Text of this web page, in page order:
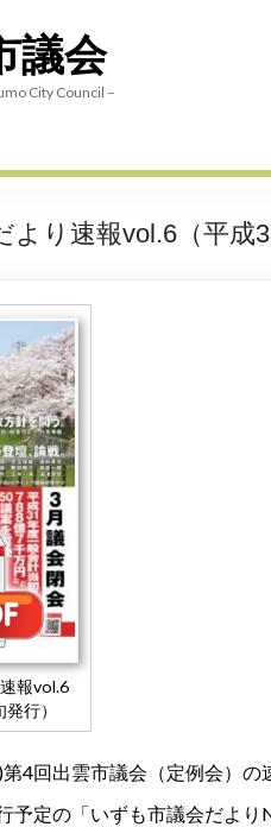
議会
City Council –
り速報vol.6（平成
報vol.6
行）
4回出雲市議会（定例会）の
予定の「いずも市議会だより